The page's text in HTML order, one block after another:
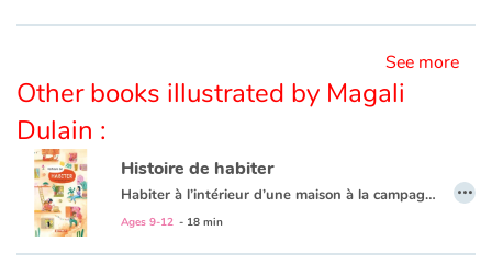
See more
Other books illustrated by Magali
Dulain :
Histoire de habiter
Habiter à l’intérieur d’une maison à la campagne, d’une tente sur le bord d’un trottoir, d’une caravane sur la route…
Habiter, c’est vivre ensemble.
Ages 9-12 - 18 min
…